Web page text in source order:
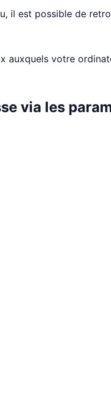
il est possible de
auxquels votre
via les